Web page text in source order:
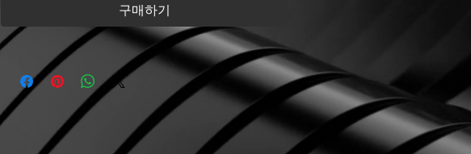
구매하기